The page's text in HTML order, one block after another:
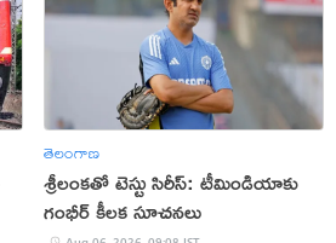
తెలంగాణ
శ్రీలంకతో టెస్టు సిరీస్: టీమిండియాకు
గంభీర్ కీలక సూచనలు